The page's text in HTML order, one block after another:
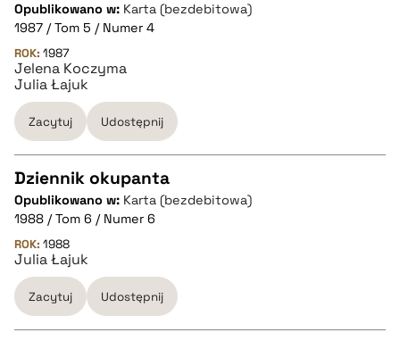
Opublikowano w: Karta (bezdebitowa)
1987 / Tom 5 / Numer 4
ROK: 1987
Jelena Koczyma
Julia Łajuk
Zacytuj Udostępnij
CZYSTY TEKST
pobierz cytat
BIBTEX
Dziennik okupanta
Opublikowano w: Karta (bezdebitowa)
1988 / Tom 6 / Numer 6
ROK: 1988
Julia Łajuk
Zacytuj Udostępnij